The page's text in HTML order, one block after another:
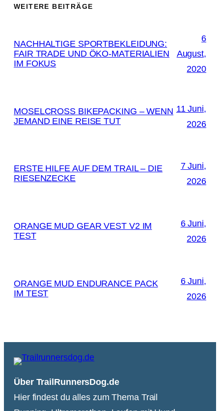
WEITERE BEITRÄGE
NACHHALTIGE SPORTBEKLEIDUNG:
FAIR TRADE UND ÖKO-MATERIALIEN
IM FOKUS
6
August,
2020
MOSELCROSS BIKEPACKING – WENN
JEMAND EINE REISE TUT
11 Juni,
2026
ERSTE HILFE AUF DEM TRAIL – DIE
RIESENZECKE
7 Juni,
2026
ORANGE MUD GEAR VEST V2 IM
TEST
6 Juni,
2026
ORANGE MUD ENDURANCE PACK
IM TEST
6 Juni,
2026
Über TrailRunnersDog.de
Hier findest du alles zum Thema Trail